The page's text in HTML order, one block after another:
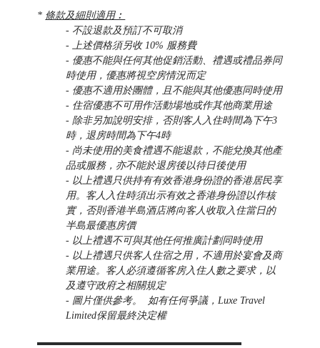
* 條款及細則適用︰
- 不設退款及預訂不可取消
- 上述價格須另收 10% 服務費
- 優惠不能與任何其他促銷活動、禮遇或禮品券同
時使用，優惠將視空房情況而定
- 優惠不適用於團體，且不能與其他優惠同時使用
- 住宿優惠不可用作活動場地或作其他商業用途
- 除非另加說明安排，否則客人入住時間為下午3
時，退房時間為下午4時
- 尚未使用的美食禮遇不能退款，不能兌換其他產
品或服務，亦不能於退房後以待日後使用
- 以上禮遇只供持有有效香港身份證的香港居民享
用。客人入住時須出示有效之香港身份證以作核
實，否則香港半島酒店將向客人收取入住當日的
半島最優惠房價
- 以上禮遇不可與其他任何推廣計劃同時使用
- 以上禮遇只供客人住宿之用，不適用於宴會及商
業用途。客人必須遵循客房入住人數之要求，以
及遵守政府之相關規定
- 圖片僅供參考。 如有任何爭議，Luxe Travel
Limited保留最終決定權
▬▬▬▬▬▬▬▬▬▬▬▬▬▬▬▬▬▬▬▬▬▬